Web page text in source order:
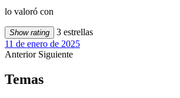
lo valoró con
Show rating
3 estrellas
11 de enero de 2025
Anterior Siguiente
Temas